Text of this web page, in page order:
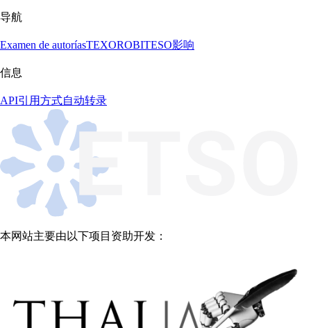
导航
Examen de autoríasTEXOROBITESO影响
信息
API引用方式自动转录
本网站主要由以下项目资助开发：